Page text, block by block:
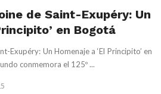
en la Literatura Global
de Saint-Exupéry: Un
en Bogotá
Exupéry: Un Homenaje a ‘El Principito’ en
conmemora el 125º ...